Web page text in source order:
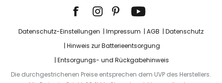
Datenschutz-Einstellungen Impressum AGB
Datenschutz
Hinweis zur Batterieentsorgung
Entsorgungs- und Rückgabehinweis
Die durchgestrichenen Preise entsprechen dem UVP des Herstellers.